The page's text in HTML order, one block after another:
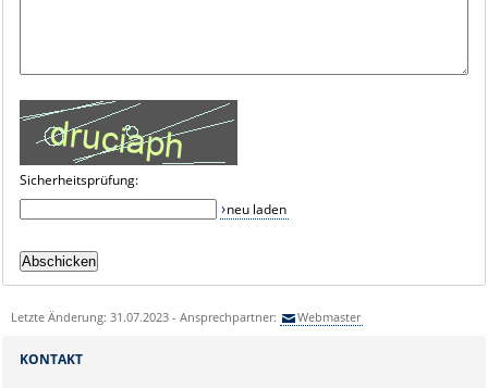
Sicherheitsprüfung:
neu laden
Letzte Änderung: 31.07.2023 - Ansprechpartner: Webmaster
KONTAKT